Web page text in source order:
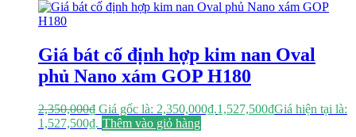
Giá bát cố định hợp kim nan Oval
phủ Nano xám GOP H180
2,350,000₫ Giá gốc là: 2,350,000₫.1,527,500₫Giá hiện tại là:
1,527,500₫. Thêm vào giỏ hàng